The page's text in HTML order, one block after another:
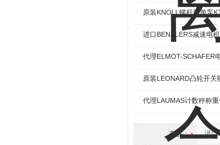
原装KNOLL螺杆泵单泵
进口BENZLERS减速电
代理ELMOT-SCHAFER
原装LEONARD凸轮开关
代理LAUMAS计数秤称
产品：